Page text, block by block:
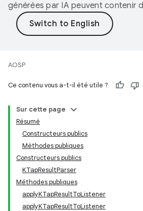
générées par IA peuvent contenir
AOSP
Ce contenu vous a-t-il été utile ?
Sur cette page
Résumé
Constructeurs publics
Méthodes publiques
Constructeurs publics
KTapResultParser
Méthodes publiques
applyKTapResultToListener
applyKTapResultToListener